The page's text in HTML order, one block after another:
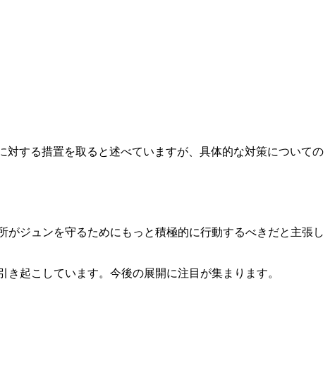
する措置を取ると述べていますが、具体的な対策についての
ジュンを守るためにもっと積極的に行動するべきだと主張し
起こしています。今後の展開に注目が集まります。